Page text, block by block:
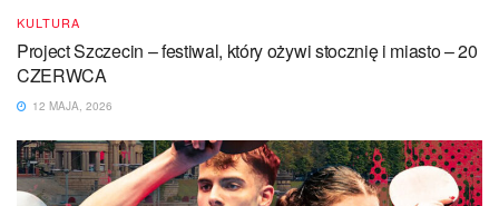
KULTURA
Project Szczecin – festiwal, który ożywi stocznię i miasto – 20
CZERWCA
12 MAJA, 2026